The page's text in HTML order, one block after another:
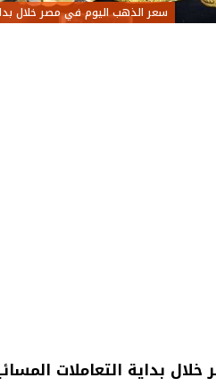
سعر الذهب اليوم في مصر خلال